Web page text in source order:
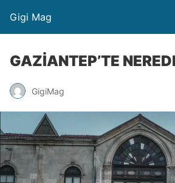
Gigi Mag
GAZİANTEP’TE
GigiMag